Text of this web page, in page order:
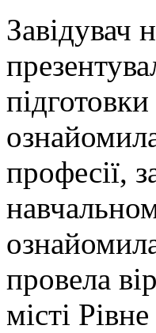
Завідувач
професії,
провела
місті